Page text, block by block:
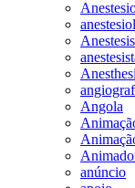
Angola
anúncio